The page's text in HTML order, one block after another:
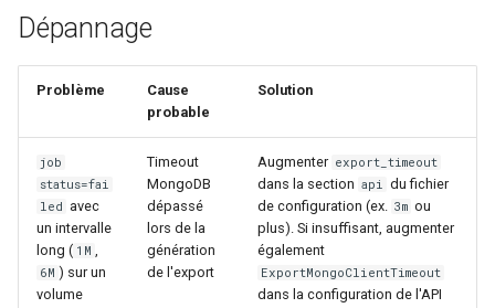
Dépannage
Problème
Cause
probable
Solution
job
status=fai
led avec
un intervalle
long ( 1M ,
6M ) sur un
volume
Timeout
MongoDB
dépassé
lors de la
génération
de l'export
Augmenter export_timeout
dans la section api du fichier
de configuration (ex. 3m ou
plus). Si insuffisant, augmenter
également
ExportMongoClientTimeout
dans la configuration de l'API